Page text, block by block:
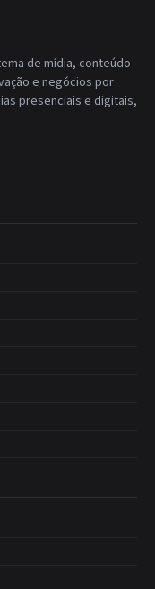
de mídia, conteúdo
e negócios por
presenciais e digitais,